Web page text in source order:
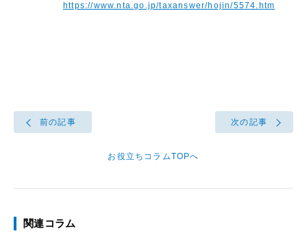
https://www.nta.go.jp/taxanswer/hojin/5574.htm
前の記事
お役立ちコラムTOPへ
次の記事
関連コラム